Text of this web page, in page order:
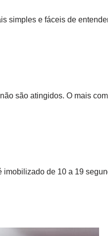
simples e fáceis de
são atingidos. O mais
imobilizado de 10 a 19